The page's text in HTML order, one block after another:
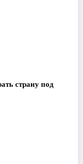
страну под